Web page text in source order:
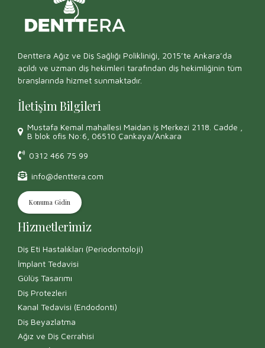
Denttera Ağız ve Diş Sağlığı Polikliniği, 2015’te Ankara’da
açıldı ve uzman diş hekimleri tarafından diş hekimliğinin tüm
branşlarında hizmet sunmaktadır.
İletişim Bilgileri
Mustafa Kemal mahallesi Maidan iş Merkezi 2118. Cadde ,
B blok ofis No:6, 06510 Çankaya/Ankara
0312 466 75 99
info@denttera.com
Konuma Gidin
Hizmetlerimiz
Diş Eti Hastalıkları (Periodontoloji)
İmplant Tedavisi
Gülüş Tasarımı
Diş Protezleri
Kanal Tedavisi (Endodonti)
Diş Beyazlatma
Ağız ve Diş Cerrahisi